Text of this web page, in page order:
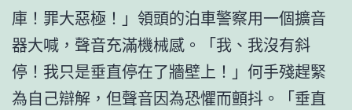
庫！罪大惡極！」領頭的泊車警察用一個擴音
器大喊，聲音充滿機械感。「我、我沒有斜
停！我只是垂直停在了牆壁上！」何手殘趕緊
為自己辯解，但聲音因為恐懼而顫抖。「垂直